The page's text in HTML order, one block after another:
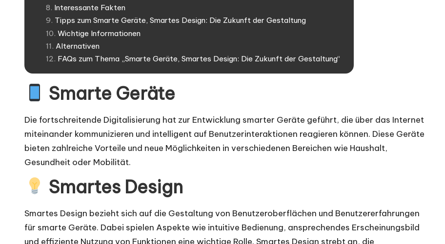
Interessante Fakten
Tipps zum Smarte Geräte, Smartes Design: Die Zukunft der Gestaltung
Wichtige Informationen
Alternativen
FAQs zum Thema „Smarte Geräte, Smartes Design: Die Zukunft der Gestaltung“
Smarte Geräte
Die fortschreitende Digitalisierung hat zur Entwicklung smarter Geräte geführt, die über das Internet
miteinander kommunizieren und intelligent auf Benutzerinteraktionen reagieren können. Diese Geräte
bieten zahlreiche Vorteile und neue Möglichkeiten in verschiedenen Bereichen wie Haushalt,
Gesundheit oder Mobilität.
Smartes Design
Smartes Design bezieht sich auf die Gestaltung von Benutzeroberflächen und Benutzererfahrungen
für smarte Geräte. Dabei spielen Aspekte wie intuitive Bedienung, ansprechendes Erscheinungsbild
und effiziente Nutzung von Funktionen eine wichtige Rolle. Smartes Design strebt an, die